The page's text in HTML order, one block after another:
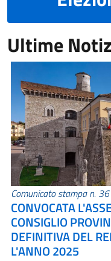
Ultime
Comunicato stampa n.
CONVOCATA
CONSIGLIO
DEFINITIVA DEL
L'ANNO 2025